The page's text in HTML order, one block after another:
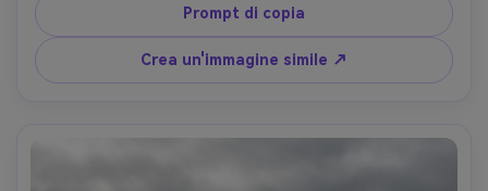
bassa, pelliccia ultra realistica, classificazione di colori
naturali, look di ritratto di animali domestici virali-AR 4:5
Prompt di copia
Crea un'immagine simile ↗